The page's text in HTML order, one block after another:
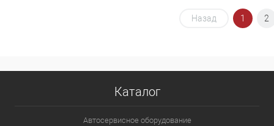
Назад 1 2
Каталог
Автосервисное оборудование